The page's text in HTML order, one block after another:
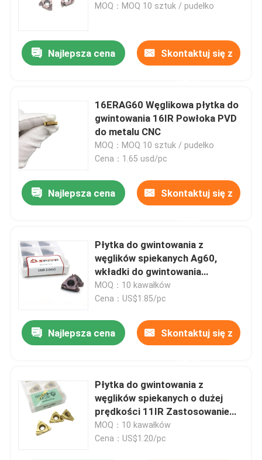
11IR 16IR ER
MOQ：MOQ 10 sztuk / pudełko
Najlepsza cena Skontaktuj się z
16ERAG60 Węglikowa płytka do
gwintowania 16IR Powłoka PVD
do metalu CNC
MOQ：MOQ 10 sztuk / pudełko
Cena：1.65 usd/pc
Najlepsza cena Skontaktuj się z
Płytka do gwintowania z
węglików spiekanych Ag60,
wkładki do gwintowania
wewnętrznego 16IR AG55
MOQ：10 kawałków
Cena：US$1.85/pc
Najlepsza cena Skontaktuj się z
Płytka do gwintowania z
węglików spiekanych o dużej
prędkości 11IR Zastosowanie
narzędzia tokarskiego CNC
MOQ：10 kawałków
Cena：US$1.20/pc